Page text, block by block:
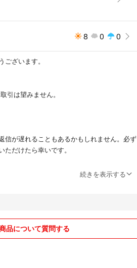
8 0 0
ございます。
引は望みません。
信が遅れることもあるかもしれません。必ず
だけたら幸いです。
なかなか難しい点もありますが、お互いに気
続きを表示する
品について質問する